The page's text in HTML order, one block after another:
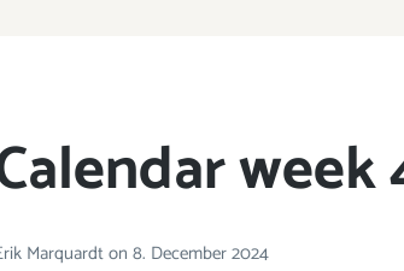
week
Marquardton 8. December 2024